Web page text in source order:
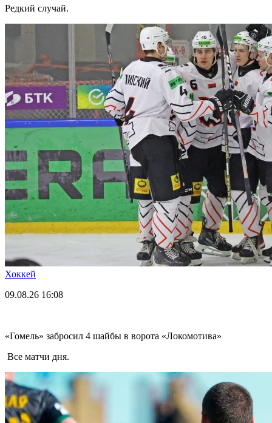
Редкий случай.
Хоккей
09.08.26 16:08
«Гомель» забросил 4 шайбы в ворота «Локомотива»
Все матчи дня.